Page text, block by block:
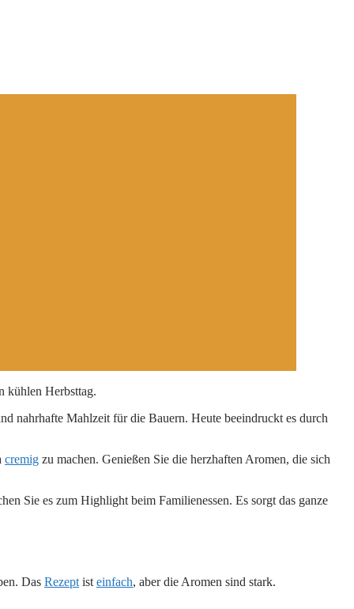
kühlen Herbsttag.
nahrhafte Mahlzeit für die Bauern. Heute beeindruckt es durch
cremig zu machen. Genießen Sie die herzhaften Aromen, die sich
Sie es zum Highlight beim Familienessen. Es sorgt das ganze
Das Rezept ist einfach, aber die Aromen sind stark.